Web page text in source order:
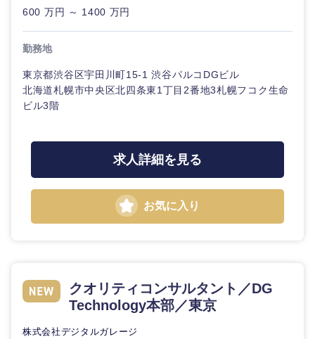
静岡県
三重県
600 万円 ～ 1400 万円
勤務地
東京都渋谷区宇田川町15-1 渋谷パルコDGビル
北海道札幌市中央区北四条東1丁目2番地3札幌フコク生命
ビル3階
求人詳細を見る
お気に入り
クオリティコンサルタント／DG
Technology本部／東京
株式会社デジタルガレージ